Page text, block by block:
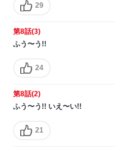
29
第8話(3)
ふう〜う!!
24
第8話(2)
ふう〜う!! いえ〜い!!
21